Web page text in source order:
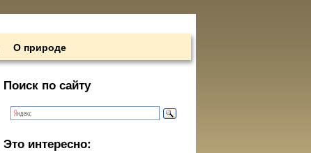
О природе
Поиск по сайту
Это интересно: